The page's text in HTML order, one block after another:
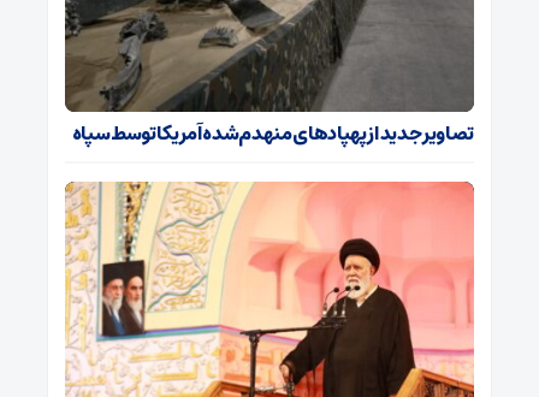
تصاویر جدید از پهپادهای منهدم‌شده آمریکا توسط سپاه